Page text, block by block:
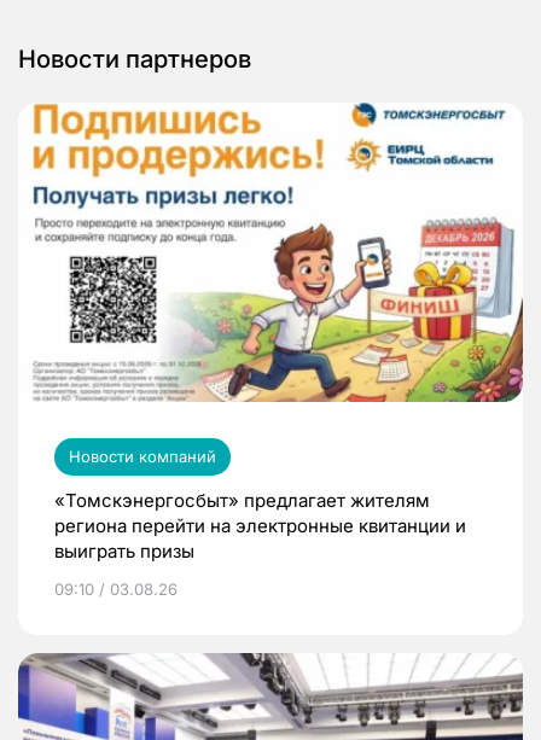
Новости партнеров
Новости компаний
«Томскэнергосбыт» предлагает жителям
региона перейти на электронные квитанции и
выиграть призы
09:10 / 03.08.26